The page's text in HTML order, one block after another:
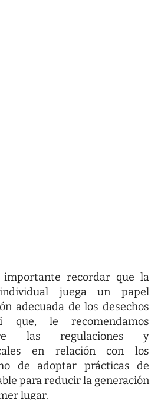
recordar que la
juega un papel
adecuada de los desechos
que, le recomendamos
las regulaciones y
en relación con los
de adoptar prácticas de
para reducir la generación
lugar.